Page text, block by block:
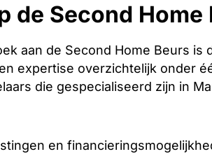
de Second Home
aan de Second Home Beurs is
expertise overzichtelijk onder
die gespecialiseerd zijn in
en